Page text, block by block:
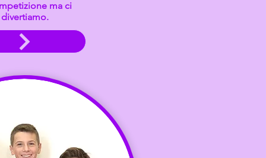
ma ci
divertiamo.